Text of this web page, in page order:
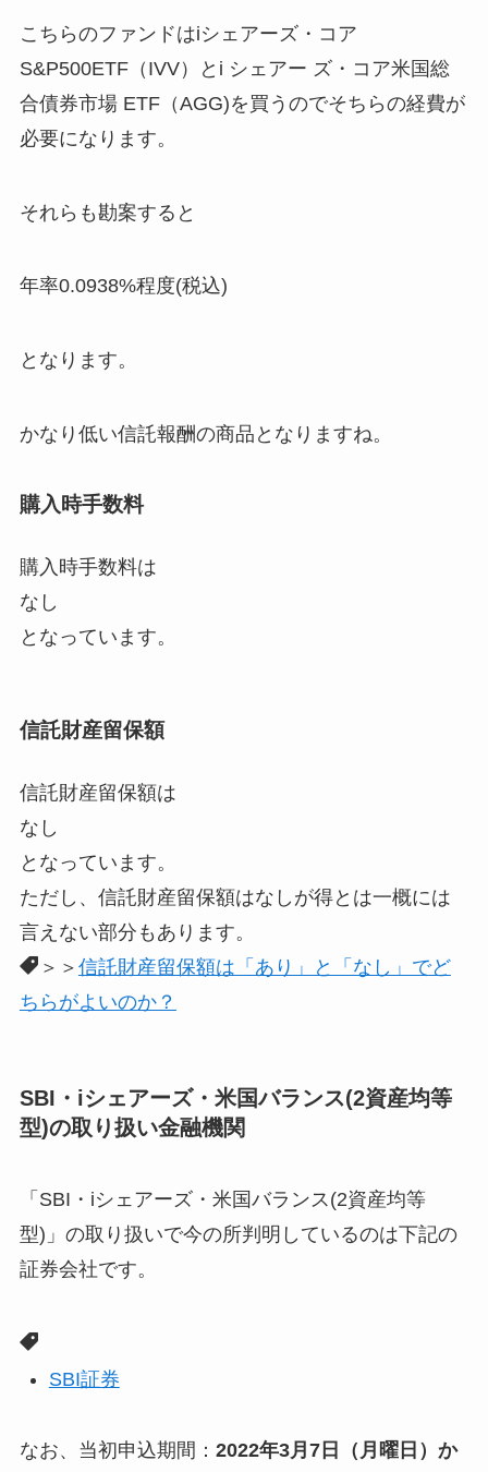
こちらのファンドはiシェアーズ・コア
S&P500ETF（IVV）とi シェアー ズ・コア米国総
合債券市場 ETF（AGG)を買うのでそちらの経費が
必要になります。
それらも勘案すると
年率0.0938%程度(税込)
となります。
かなり低い信託報酬の商品となりますね。
購入時手数料
購入時手数料は
なし
となっています。
信託財産留保額
信託財産留保額は
なし
となっています。
ただし、信託財産留保額はなしが得とは一概には
言えない部分もあります。
＞＞ 信託財産留保額は「あり」と「なし」でど
ちらがよいのか？
SBI・iシェアーズ・米国バランス(2資産均等
型)の取り扱い金融機関
「SBI・iシェアーズ・米国バランス(2資産均等
型)」の取り扱いで今の所判明しているのは下記の
証券会社です。
SBI証券
なお、当初申込期間： 2022年3月7日（月曜日）か